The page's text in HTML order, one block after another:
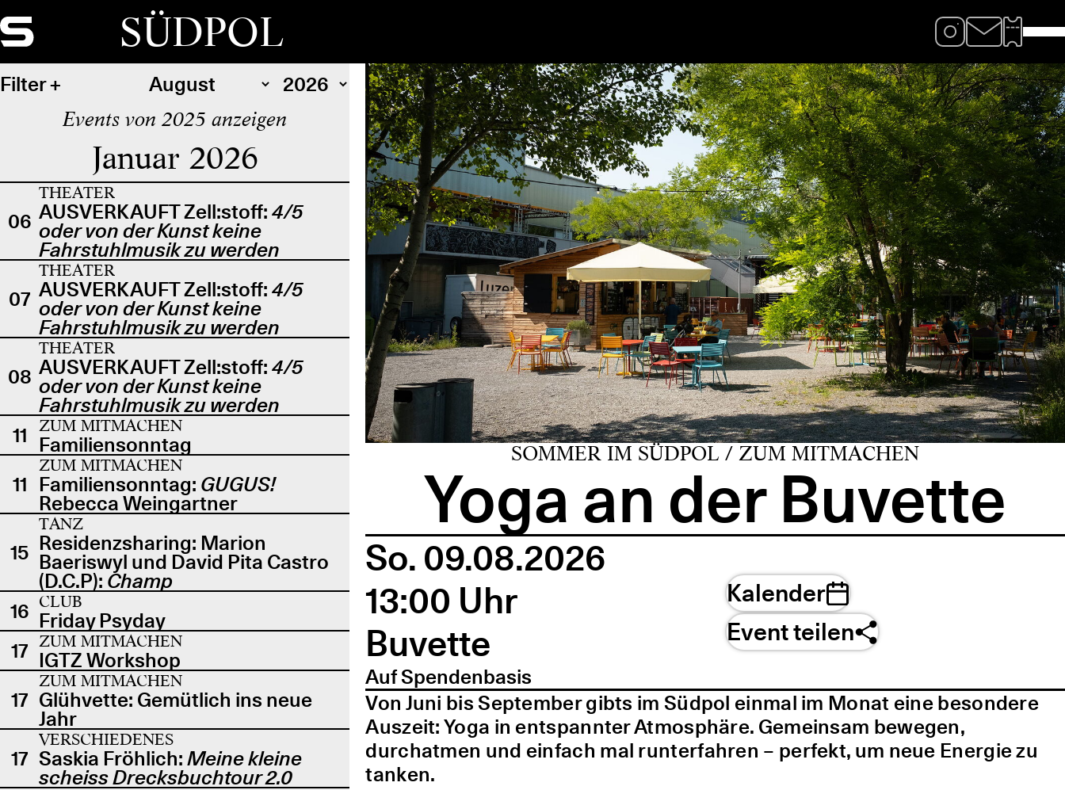
SÜDPOL
Filter
Events von 2025 anzeigen
Januar 2026
06
THEATER
AUSVERKAUFT Zell:stoff: 4/5
oder von der Kunst keine
Fahrstuhlmusik zu werden
07
THEATER
AUSVERKAUFT Zell:stoff: 4/5
oder von der Kunst keine
Fahrstuhlmusik zu werden
08
THEATER
AUSVERKAUFT Zell:stoff: 4/5
oder von der Kunst keine
Fahrstuhlmusik zu werden
11
ZUM MITMACHEN
Familiensonntag
11
ZUM MITMACHEN
Familiensonntag: GUGUS!
Rebecca Weingartner
15
TANZ
Residenzsharing: Marion
Baeriswyl und David Pita Castro
(D.C.P): Champ
16 CLUB
Friday Psyday
17 ZUM MITMACHEN
IGTZ Workshop
17
ZUM MITMACHEN
Glühvette: Gemütlich ins neue
Jahr
17
VERSCHIEDENES
Saskia Fröhlich: Meine kleine
scheiss Drecksbuchtour 2.0
SOMMER IM SÜDPOL / ZUM MITMACHEN
Yoga an der Buvette
So. 09.08.2026
13:00 Uhr
Buvette
Auf Spendenbasis
Kalender
Event teilen
Von Juni bis September gibts im Südpol einmal im Monat eine besondere
Auszeit: Yoga in entspannter Atmosphäre. Gemeinsam bewegen,
durchatmen und einfach mal runterfahren – perfekt, um neue Energie zu
tanken.